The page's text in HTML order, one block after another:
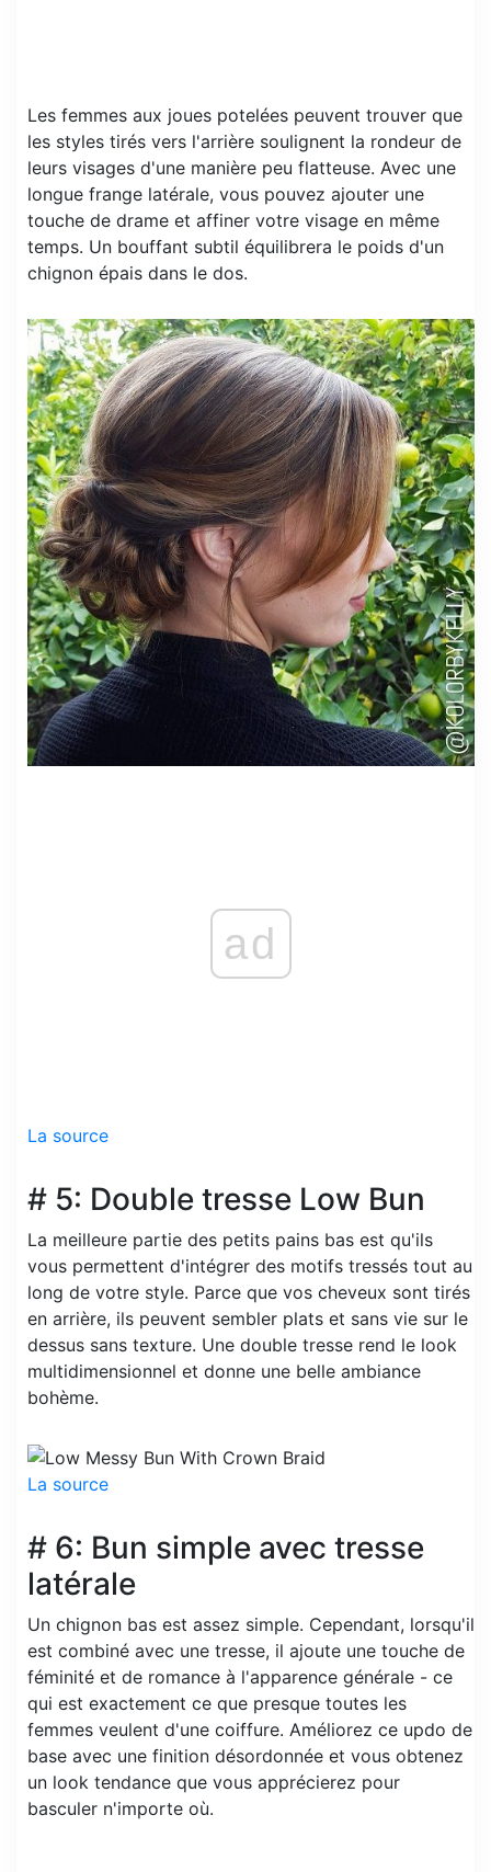
Les femmes aux joues potelées peuvent trouver que
les styles tirés vers l'arrière soulignent la rondeur de
leurs visages d'une manière peu flatteuse. Avec une
longue frange latérale, vous pouvez ajouter une
touche de drame et affiner votre visage en même
temps. Un bouffant subtil équilibrera le poids d'un
chignon épais dans le dos.
ad
La source
# 5: Double tresse Low Bun
La meilleure partie des petits pains bas est qu'ils
vous permettent d'intégrer des motifs tressés tout au
long de votre style. Parce que vos cheveux sont tirés
en arrière, ils peuvent sembler plats et sans vie sur le
dessus sans texture. Une double tresse rend le look
multidimensionnel et donne une belle ambiance
bohème.
La source
# 6: Bun simple avec tresse
latérale
Un chignon bas est assez simple. Cependant, lorsqu'il
est combiné avec une tresse, il ajoute une touche de
féminité et de romance à l'apparence générale - ce
qui est exactement ce que presque toutes les
femmes veulent d'une coiffure. Améliorez ce updo de
base avec une finition désordonnée et vous obtenez
un look tendance que vous apprécierez pour
basculer n'importe où.